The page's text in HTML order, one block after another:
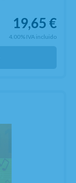
19,65 €
4.00% IVA incluido